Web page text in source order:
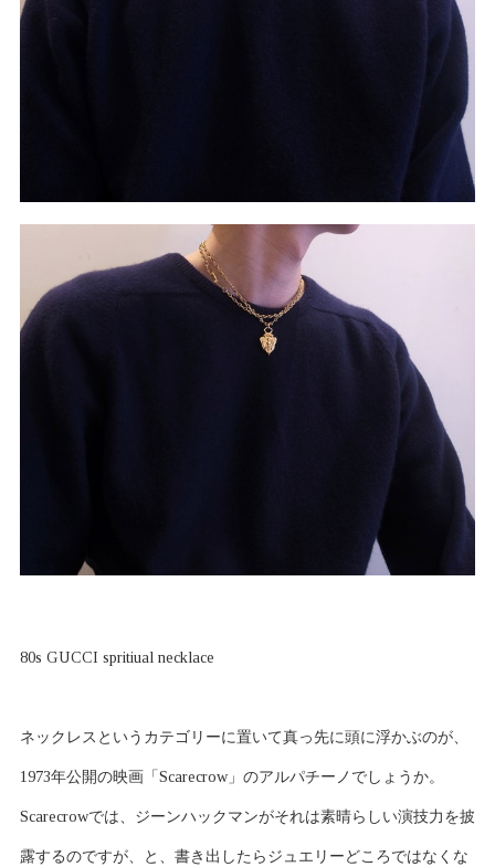
80s GUCCI spritiual necklace
ネックレスというカテゴリーに置いて真っ先に頭に浮かぶのが、
1973年公開の映画「Scarecrow」のアルパチーノでしょうか。
Scarecrowでは、ジーンハックマンがそれは素晴らしい演技力を披
露するのですが、と、書き出したらジュエリーどころではなくな